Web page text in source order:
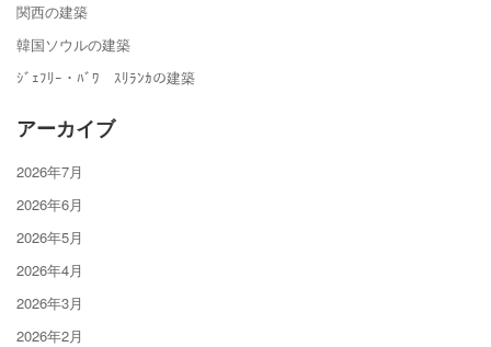
関西の建築
韓国ソウルの建築
ｼﾞｪﾌﾘｰ・ﾊﾞﾜ ｽﾘﾗﾝｶの建築
アーカイブ
2026年7月
2026年6月
2026年5月
2026年4月
2026年3月
2026年2月